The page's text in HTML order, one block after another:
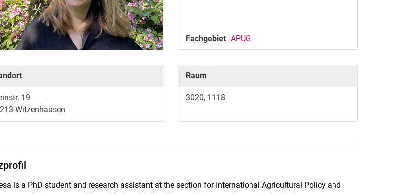
Fachgebiet APUG
19
Witzenhausen
Raum
3020, 1118
is a PhD student and research assistant at the section for International Agricultural Policy and